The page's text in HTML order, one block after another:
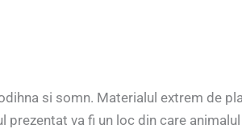
si somn. Materialul extrem de
va fi un loc din care